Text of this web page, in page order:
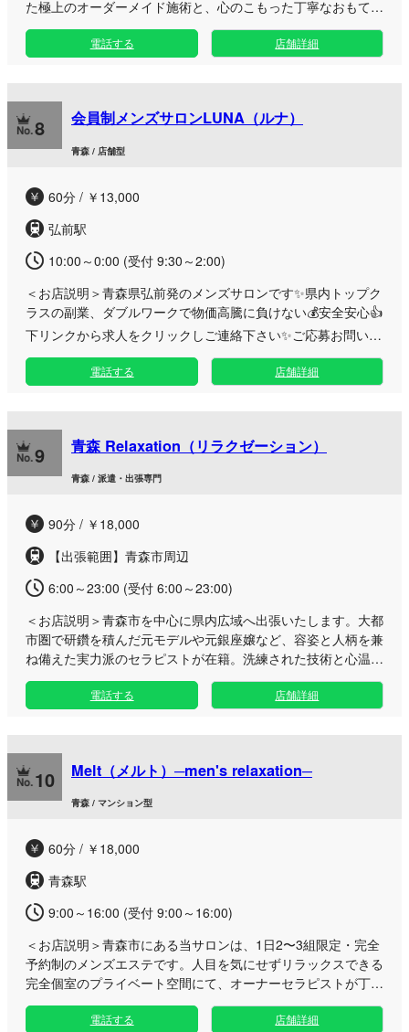
た極上のオーダーメイド施術と、心のこもった丁寧なおもてな
しで、日々蓄積された疲労とストレスを芯から解きほぐしま
す。 深夜3時まで営業しておりますので、お仕事終わりや1日
の締めくくりにも最適。ビジネスホテルなどご指定の場所への
な余韻に浸っていただけます。 「すべてのお客様に喜びと安
らぎを」という理念のもと、静かで落ち着いた空間でのひとと
き、またはご自宅・ホテルでのプライベートな時間をプロの手
による最上級の技術でプロデュースいたします。日常を忘れる
電話する 店舗詳細
8 会員制メンズサロンLUNA（ルナ）
青森 / 店舗型
60分 / ￥13,000
弘前駅
10:00～0:00 (受付 9:30～2:00)
＜お店説明＞青森県弘前発のメンズサロンです✨県内トップク
ラスの副業、ダブルワークで物価高騰に負けない💰安全安心👍
下リンクから求人をクリックしご連絡下さい✨ご応募お問いあ
わせお待ちしております✨
電話する 店舗詳細
9 青森 Relaxation（リラクゼーション）
青森 / 派遣・出張専門
90分 / ￥18,000
【出張範囲】青森市周辺
6:00～23:00 (受付 6:00～23:00)
＜お店説明＞青森市を中心に県内広域へ出張いたします。大都
市圏で研鑽を積んだ元モデルや元銀座嬢など、容姿と人柄を兼
ね備えた実力派のセラピストが在籍。洗練された技術と心温ま
る誠実なおもてなしで極上の癒やしをお届けします。 完全健
全店として営業しており、純粋に質の高いマッサージを愛する
リアで高い評価を得たスーパーキャストも多数活躍中です。
ご自宅はもちろん、ご出張中の宿泊先など、ご指定の場所まで
セラピストが丁寧に伺います。 客層の良さと誠実な運営を徹
底しておりますので、心からリラックスできる贅沢なプライベ
りお待ちしております。
電話する 店舗詳細
10 Melt（メルト）─men's relaxation─
青森 / マンション型
60分 / ￥18,000
青森駅
9:00～16:00 (受付 9:00～16:00)
＜お店説明＞青森市にある当サロンは、1日2〜3組限定・完全
予約制のメンズエステです。人目を気にせずリラックスできる
完全個室のプライベート空間にて、オーナーセラピストが丁寧
で洗練された癒やしの施術を提供いたします。 慌ただしい日
常から離れ、ゆったりとした時間の流れる極上の空間で、極微
電話する 店舗詳細